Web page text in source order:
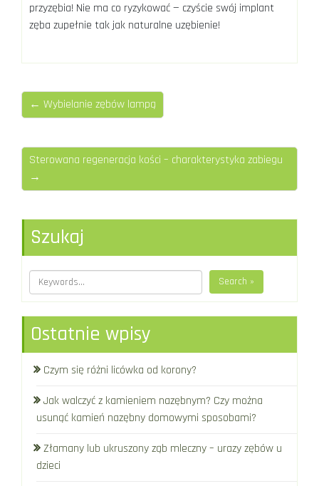
przyzębia! Nie ma co ryzykować — czyście swój implant
zęba zupełnie tak jak naturalne uzębienie!
← Wybielanie zębów lampą
Sterowana regeneracja kości – charakterystyka zabiegu
→
Szukaj
Search »
Ostatnie wpisy
Czym się różni licówka od korony?
Jak walczyć z kamieniem nazębnym? Czy można
usunąć kamień nazębny domowymi sposobami?
Złamany lub ukruszony ząb mleczny – urazy zębów u
dzieci